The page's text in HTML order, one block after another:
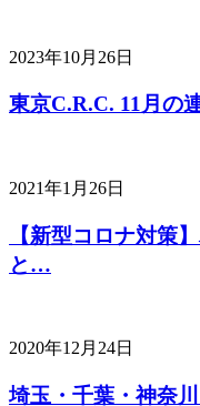
2023年10月26日
東京C.R.C. 11月の
2021年1月26日
【新型コロナ対策
と…
2020年12月24日
埼玉・千葉・神奈